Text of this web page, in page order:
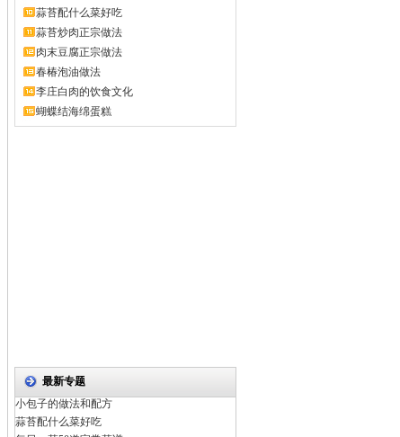
蒜苔配什么菜好吃
蒜苔炒肉正宗做法
肉末豆腐正宗做法
春椿泡油做法
李庄白肉的饮食文化
蝴蝶结海绵蛋糕
最新专题
小包子的做法和配方
蒜苔配什么菜好吃